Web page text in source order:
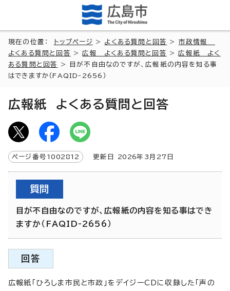
現在の位置： トップページ > よくある質問と回答 > 市政情報
よくある質問と回答
>広報 よくある質問と回答 >広報紙 よく
ある質問と回答
> 目が不自由なのですが、広報紙の内容を知る事
はできますか（FAQID-2656）
広報紙 よくある質問と回答
ページ番号 1002812 更新日 2026年3月 27 日
質問
目が不自由なのですが、広報紙の内容を知る事はでき
ますか（FAQID-2656）
回答
広報紙「ひろしま市民と市政」をデイジーCDに収録した「声の